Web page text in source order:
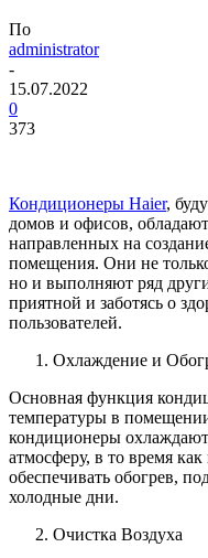
По
administrator
-
15.07.2022
0
373
Кондиционеры Haier,
домов и офисов,
направленных на
помещения. Они не
но и выполняют ряд
приятной и заботясь о
пользователей.
Охлаждение и
Основная функция
температуры в
кондиционеры
атмосферу, в то время
обеспечивать обогрев,
холодные дни.
Очистка Воздуха